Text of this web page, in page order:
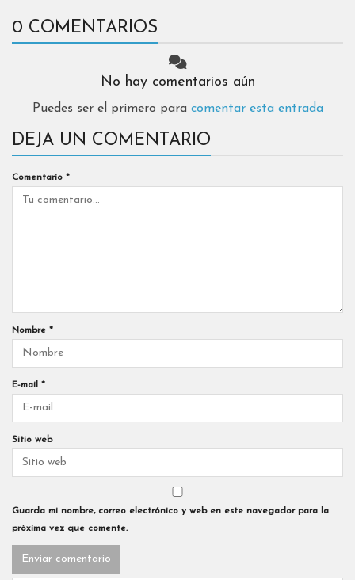
0 COMENTARIOS
No hay comentarios aún
Puedes ser el primero para comentar esta entrada
DEJA UN COMENTARIO
Comentario *
Nombre *
E-mail *
Sitio web
Guarda mi nombre, correo electrónico y web en este navegador para la
próxima vez que comente.